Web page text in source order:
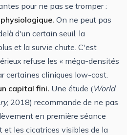
pour ne pas se tromper :
On ne peut pas
d'un certain seuil, la
et la survie chute. C'est
refuse les « méga-densités
certaines cliniques low-cost.
capital fini. Une étude (World
, 2018) recommande de ne pas
en première séance
et les cicatrices visibles de la